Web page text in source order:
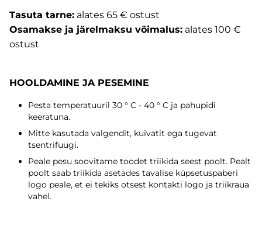
Tasuta tarne: alates 65 € ostust
Osamakse ja järelmaksu võimalus: alates 100 €
ostust
HOOLDAMINE JA PESEMINE
Pesta temperatuuril 30 ° C - 40 ° C ja pahupidi
keeratuna.
Mitte kasutada valgendit, kuivatit ega tugevat
tsentrifuugi.
Peale pesu soovitame toodet triikida seest poolt. Pealt
poolt saab triikida asetades tavalise küpsetuspaberi
logo peale, et ei tekiks otsest kontakti logo ja triikraua
vahel.